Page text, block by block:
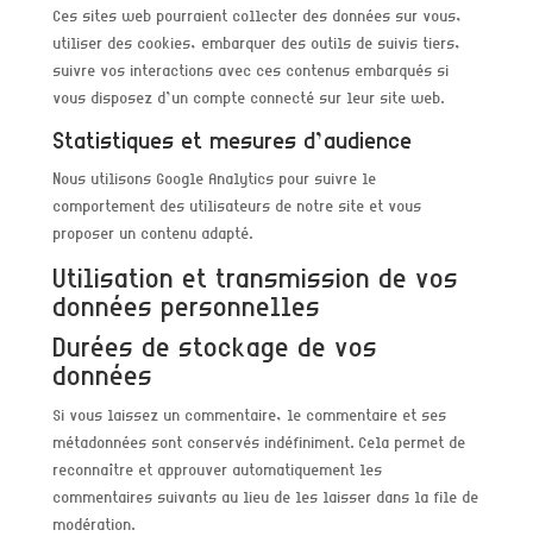
Ces sites web pourraient collecter des données sur vous,
utiliser des cookies, embarquer des outils de suivis tiers,
suivre vos interactions avec ces contenus embarqués si
vous disposez d’un compte connecté sur leur site web.
Statistiques et mesures d’audience
Nous utilisons Google Analytics pour suivre le
comportement des utilisateurs de notre site et vous
proposer un contenu adapté.
Utilisation et transmission de vos
données personnelles
Durées de stockage de vos
données
Si vous laissez un commentaire, le commentaire et ses
métadonnées sont conservés indéfiniment. Cela permet de
reconnaître et approuver automatiquement les
commentaires suivants au lieu de les laisser dans la file de
modération.